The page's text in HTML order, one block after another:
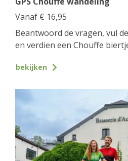
Vanaf € 16,95
Beantwoord de vragen, vul
en verdien een Chouffe
bekijken